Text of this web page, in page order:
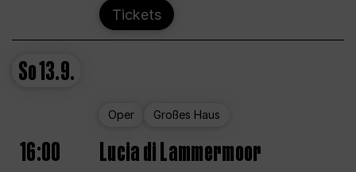
Tickets
So13.9.
Oper Großes Haus
16:00 Lucia di Lammermoor